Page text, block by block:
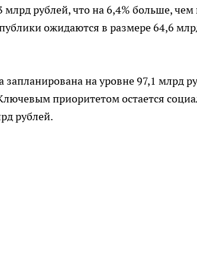
млрд рублей, что на 6,4% больше,
ожидаются в размере 64,6
запланирована на уровне 97,1 млрд
приоритетом остается
рублей.